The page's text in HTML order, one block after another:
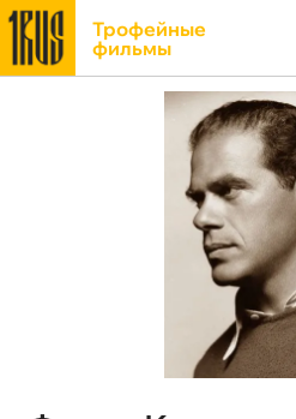
Трофейные
фильмы